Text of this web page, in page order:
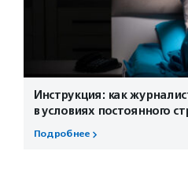
Инструкция: как
в условиях постоянного
Подробнее